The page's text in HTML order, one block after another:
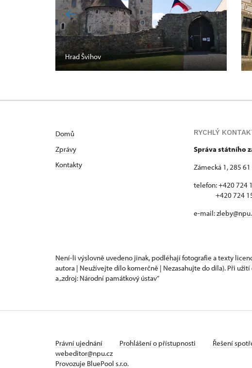
Hrad Švihov
Domů
Zprávy
Kontakty
RYCHLÝ
Správa státního
Zámecká 1, 285
telefon: +420 724
+420 724
e-mail:
Není-li výslovně uvedeno jinak, podléhají fotografie a texty
autora | Neužívejte dílo komerčně | Nezasahujte do díla). Při
a „zdroj: Národní památkový ústav“
Právní ujednání Prohlášení o přístupnosti Řešení
webeditor@npu.cz
Provozuje BluePool s.r.o.